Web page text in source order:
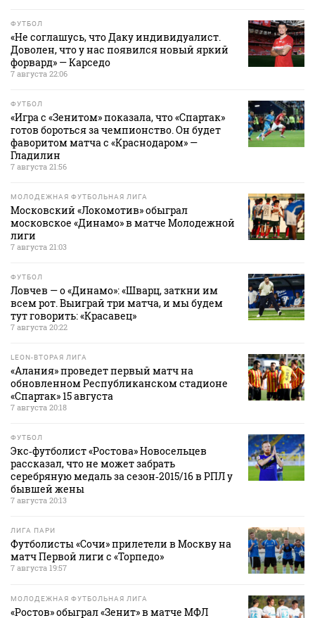
ФУТБОЛ
«Не соглашусь, что Даку индивидуалист.
Доволен, что у нас появился новый яркий
форвард» — Карседо
7 августа 22:06
ФУТБОЛ
«Игра с «Зенитом» показала, что «Спартак»
готов бороться за чемпионство. Он будет
фаворитом матча с «Краснодаром» —
Гладилин
7 августа 21:56
МОЛОДЕЖНАЯ ФУТБОЛЬНАЯ ЛИГА
Московский «Локомотив» обыграл
московское «Динамо» в матче Молодежной
лиги
7 августа 21:03
ФУТБОЛ
Ловчев — о «Динамо»: «Шварц, заткни им
всем рот. Выиграй три матча, и мы будем
тут говорить: «Красавец»
7 августа 20:22
LEON-ВТОРАЯ ЛИГА
«Алания» проведет первый матч на
обновленном Республиканском стадионе
«Спартак» 15 августа
7 августа 20:18
ФУТБОЛ
Экс‑футболист «Ростова» Новосельцев
рассказал, что не может забрать
серебряную медаль за сезон‑2015/16 в РПЛ у
бывшей жены
7 августа 20:13
ЛИГА ПАРИ
Футболисты «Сочи» прилетели в Москву на
матч Первой лиги с «Торпедо»
7 августа 19:57
МОЛОДЕЖНАЯ ФУТБОЛЬНАЯ ЛИГА
«Ростов» обыграл «Зенит» в матче МФЛ